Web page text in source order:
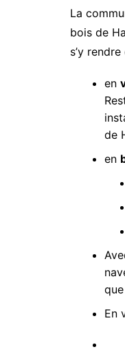
La
bois de
s’y
en
de
en
En